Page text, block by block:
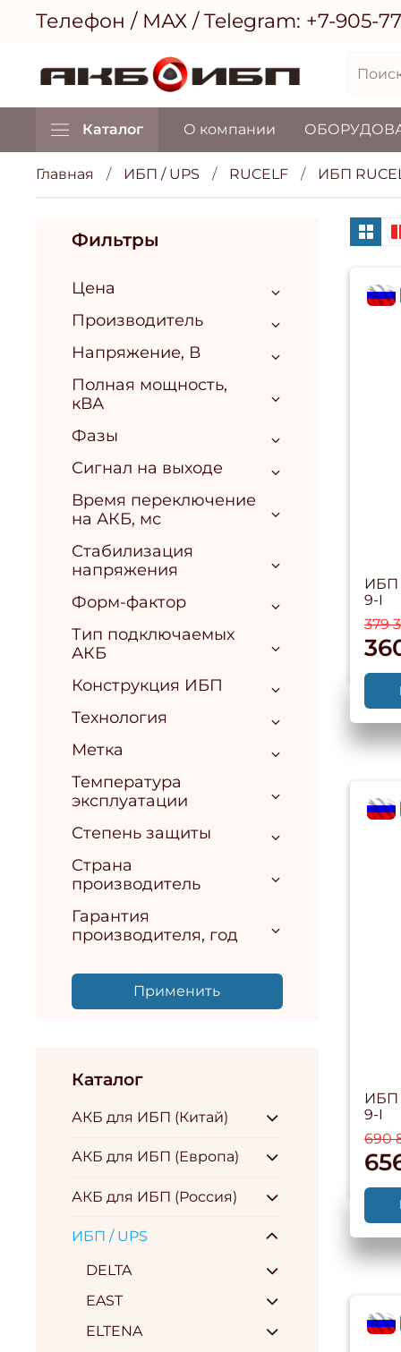
Телефон / МАХ / Telegram: +7-905-
Каталог О компании
Главная ИБП / UPS RUCELF ИБП
ИБП
9-I
379
ИБП
9-I
690
Фильтры
Цена
Производитель
Напряжение, В
Полная мощность,
кВА
Фазы
Сигнал на выходе
Время переключение
на АКБ, мс
Стабилизация
напряжения
Форм-фактор
Тип подключаемых
АКБ
Конструкция ИБП
Технология
Метка
Температура
эксплуатации
Степень защиты
Страна
производитель
Гарантия
производителя, год
Применить
Каталог
АКБ для ИБП (Китай)
АКБ для ИБП (Европа)
АКБ для ИБП (Россия)
ИБП / UPS
DELTA
EAST
ELTENA